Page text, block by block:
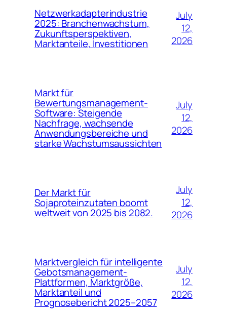
Netzwerkadapterindustrie
2025: Branchenwachstum,
Zukunftsperspektiven,
Marktanteile, Investitionen
July
12,
2026
Markt für
Bewertungsmanagement-
Software: Steigende
Nachfrage, wachsende
Anwendungsbereiche und
starke Wachstumsaussichten
July
12,
2026
Der Markt für
Sojaproteinzutaten boomt
weltweit von 2025 bis 2082.
July
12,
2026
Marktvergleich für intelligente
Gebotsmanagement-
Plattformen, Marktgröße,
Marktanteil und
Prognosebericht 2025–2057
July
12,
2026